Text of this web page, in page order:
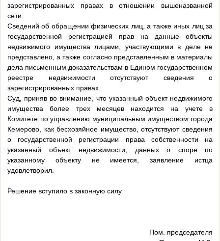
зарегистрированных правах в отношении вышеназванной
сети.
Сведений об обращении физических лиц, а также иных лиц за
государственной регистрацией прав на данные объекты
недвижимого имущества лицами, участвующими в деле не
представлено, а также согласно представленным в материалы
дела письменным доказательствам в Едином государственном
реестре недвижимости отсутствуют сведения о
зарегистрированных правах.
Суд, приняв во внимание, что указанный объект недвижимого
имущества более трех месяцев находится на учете в
Комитете по управлению муниципальным имуществом города
Кемерово, как бесхозяйное имущество, отсутствуют сведения
о государственной регистрации права собственности на
указанный объект недвижимости, данных о споре по
указанному объекту не имеется, заявление истца
удовлетворил.
Решение вступило в законную силу.
Пом. председателя